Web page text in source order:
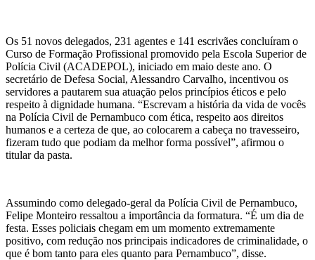
Os 51 novos delegados, 231 agentes e 141 escrivães concluíram o
Curso de Formação Profissional promovido pela Escola Superior de
Polícia Civil (ACADEPOL), iniciado em maio deste ano. O
secretário de Defesa Social, Alessandro Carvalho, incentivou os
servidores a pautarem sua atuação pelos princípios éticos e pelo
respeito à dignidade humana. “Escrevam a história da vida de vocês
na Polícia Civil de Pernambuco com ética, respeito aos direitos
humanos e a certeza de que, ao colocarem a cabeça no travesseiro,
fizeram tudo que podiam da melhor forma possível”, afirmou o
titular da pasta.
Assumindo como delegado-geral da Polícia Civil de Pernambuco,
Felipe Monteiro ressaltou a importância da formatura. “É um dia de
festa. Esses policiais chegam em um momento extremamente
positivo, com redução nos principais indicadores de criminalidade, o
que é bom tanto para eles quanto para Pernambuco”, disse.